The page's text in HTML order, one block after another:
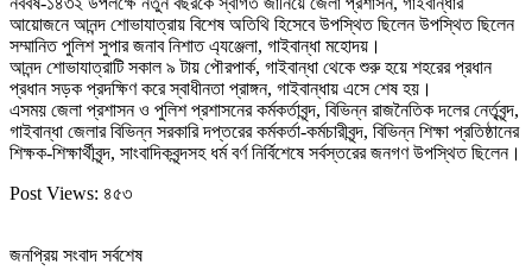
আয়োজনে আনন্দ শোভাযাত্রায় বিশেষ অতিথি হিসেবে উপস্থিত ছিলেন উপস্থিত ছিলেন
সম্মানিত পুলিশ সুপার জনাব নিশাত এ্যঞ্জেলা, গাইবান্ধা মহোদয়।
আনন্দ শোভাযাত্রাটি সকাল ৯ টায় পৌরপার্ক, গাইবান্ধা থেকে শুরু হয়ে শহরের প্রধান
প্রধান সড়ক প্রদক্ষিণ করে স্বাধীনতা প্রাঙ্গন, গাইবান্ধায় এসে শেষ হয়।
এসময় জেলা প্রশাসন ও পুলিশ প্রশাসনের কর্মকর্তাবৃন্দ, বিভিন্ন রাজনৈতিক দলের নের্তৃবৃন্দ,
গাইবান্ধা জেলার বিভিন্ন সরকারি দপ্তরের কর্মকর্তা-কর্মচারীবৃন্দ, বিভিন্ন শিক্ষা প্রতিষ্ঠানের
শিক্ষক-শিক্ষার্থীবৃন্দ, সাংবাদিকবৃন্দসহ ধর্ম বর্ণ নির্বিশেষে সর্বস্তরের জনগণ উপস্থিত ছিলেন।
Post Views: ৪৫৩
জনপ্রিয় সংবাদ সর্বশেষ